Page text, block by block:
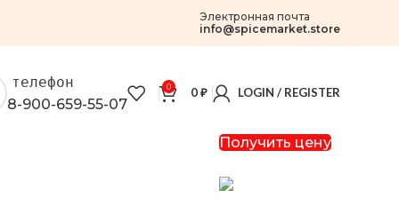
Электронная почта
info@spicemarket.store
телефон
8-900-659-55-07
0 0₽ LOGIN / REGISTER
Получить цену